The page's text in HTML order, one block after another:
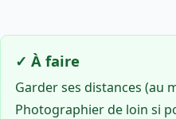
✓ À faire
Garder ses distances (au
Photographier de loin si